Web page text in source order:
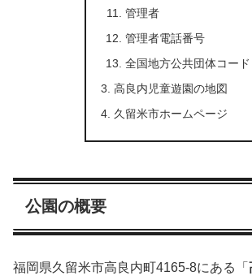
管理者
管理者電話番号
全国地方公共団体コード
高良内児童遊園の地図
久留米市ホームページ
公園の概要
福岡県久留米市高良内町4165-8にある「